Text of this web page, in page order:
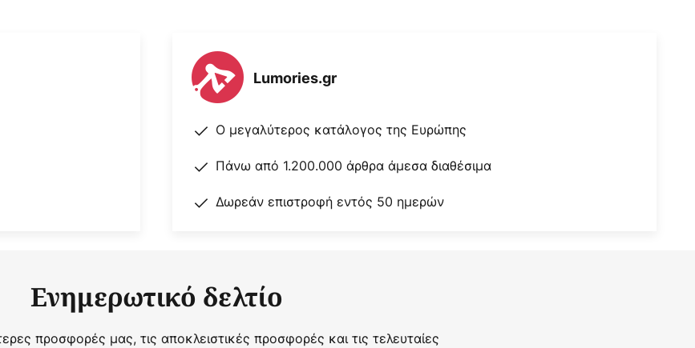
Lumories.gr
Ο μεγαλύτερος κατάλογος της Ευρώπης
Πάνω από 1.200.000 άρθρα άμεσα διαθέσιμα
Δωρεάν επιστροφή εντός 50 ημερών
Ενημερωτικό δελτίο
προσφορές μας, τις αποκλειστικές προσφορές και τις τελευταίες